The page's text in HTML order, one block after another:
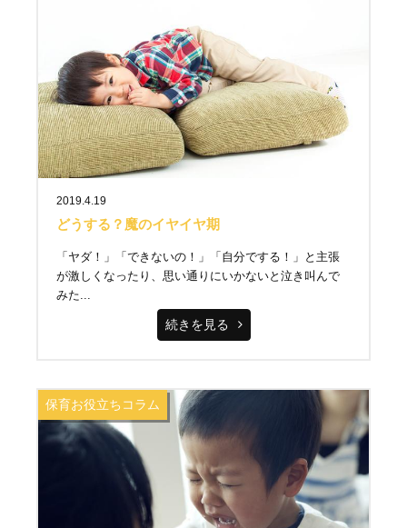
2019.4.19
どうする？魔のイヤイヤ期
「ヤダ！」「できないの！」「自分でする！」と主張
が激しくなったり、思い通りにいかないと泣き叫んで
みた...
続きを見る
保育お役立ちコラム